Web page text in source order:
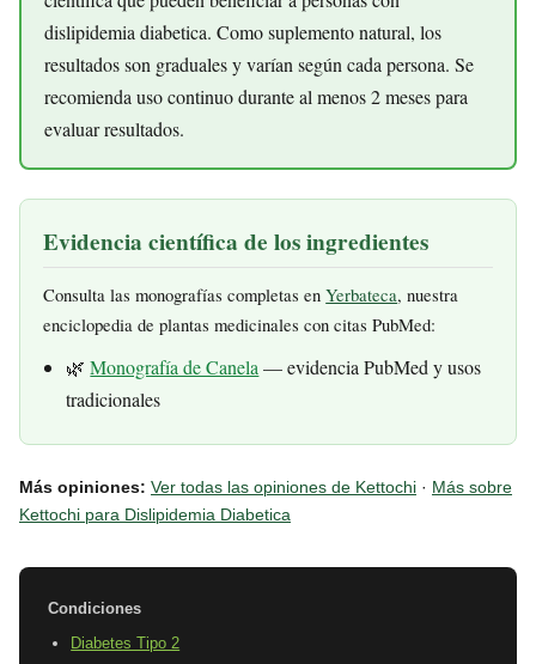
dislipidemia diabetica. Como suplemento natural, los
resultados son graduales y varían según cada persona. Se
recomienda uso continuo durante al menos 2 meses para
evaluar resultados.
Evidencia científica de los ingredientes
Consulta las monografías completas enYerbateca, nuestra
enciclopedia de plantas medicinales con citas PubMed:
🌿Monografía de Canela— evidencia PubMed y usos
tradicionales
Más opiniones: Ver todas las opiniones de Kettochi · Más sobre
Kettochi para Dislipidemia Diabetica
Condiciones
Diabetes Tipo 2